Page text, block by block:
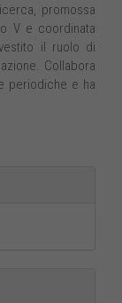
promossa
V e coordinata
il ruolo di
Collabora
periodiche e ha